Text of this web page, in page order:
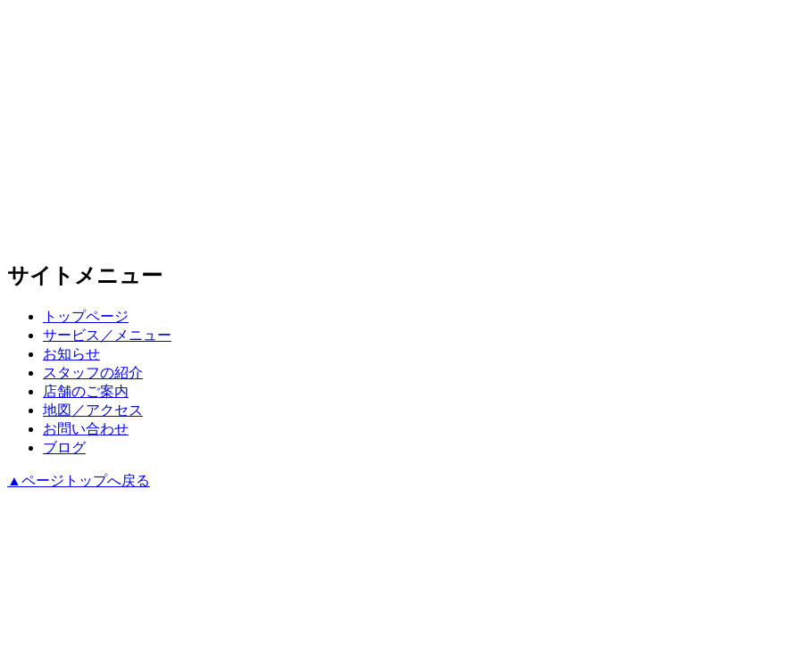
サイトメニュー
トップページ
サービス／メニュー
お知らせ
スタッフの紹介
店舗のご案内
地図／アクセス
お問い合わせ
ブログ
▲ページトップへ戻る